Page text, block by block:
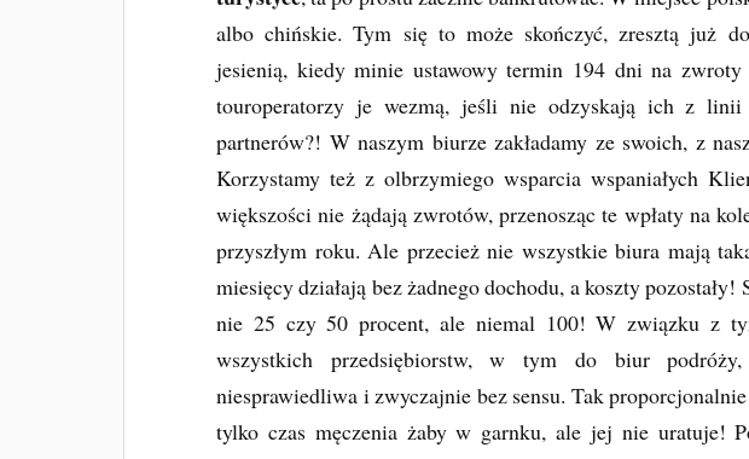
albo chińskie. Tym się to może skończyć, zresztą już
jesienią, kiedy minie ustawowy termin 194 dni na zwroty
touroperatorzy je wezmą, jeśli nie odzyskają ich z linii
partnerów?! W naszym biurze zakładamy ze swoich, z
Korzystamy też z olbrzymiego wsparcia wspaniałych
większości nie żądają zwrotów, przenosząc te wpłaty na
przyszłym roku. Ale przecież nie wszystkie biura mają
miesięcy działają bez żadnego dochodu, a koszty pozostały!
nie 25 czy 50 procent, ale niemal 100! W związku z
wszystkich przedsiębiorstw, w tym do biur
niesprawiedliwa i zwyczajnie bez sensu. Tak
tylko czas męczenia żaby w garnku, ale jej nie uratuje!